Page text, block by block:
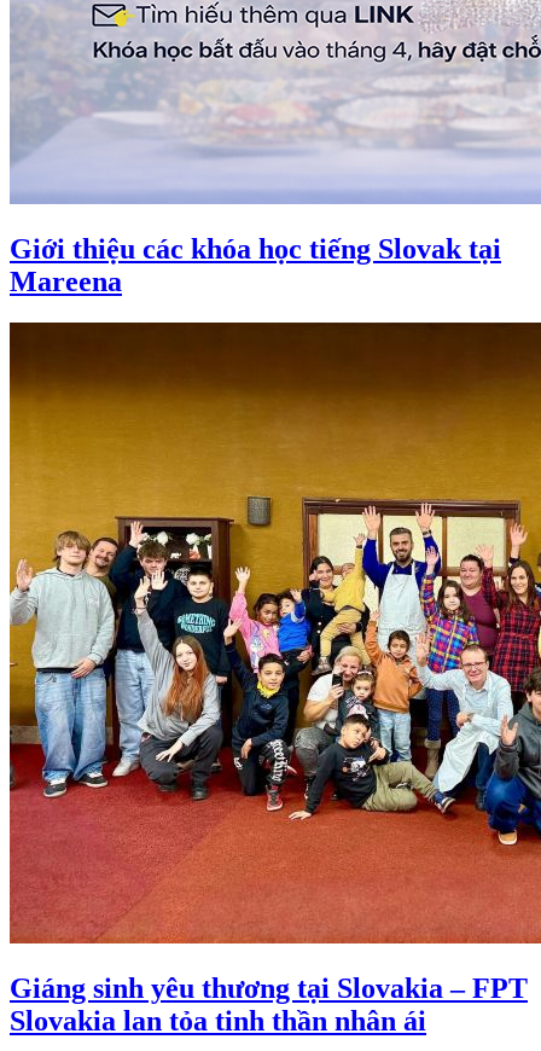
Giới thiệu các khóa học tiếng Slovak tại
Mareena
Giáng sinh yêu thương tại Slovakia – FPT
Slovakia lan tỏa tinh thần nhân ái